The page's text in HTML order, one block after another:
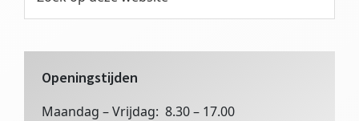
Sidebar
deze
Openingstijden
Maandag – Vrijdag: 8.30 – 17.00